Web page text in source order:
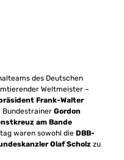
des Deutschen
Weltmeister –
Frank-Walter
Bundestrainer Gordon
am Bande
waren sowohl die DBB-
Olaf Scholz zu